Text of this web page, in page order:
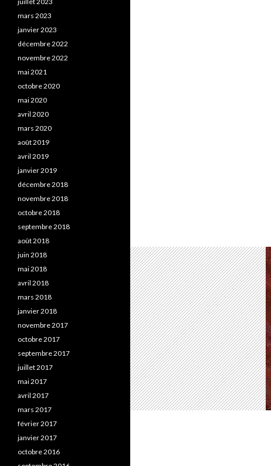
mars 2023
janvier 2023
décembre 2022
novembre 2022
mai 2021
octobre 2020
mai 2020
avril 2020
mars 2020
août 2019
avril 2019
janvier 2019
décembre 2018
novembre 2018
octobre 2018
septembre 2018
août 2018
juin 2018
mai 2018
avril 2018
mars 2018
janvier 2018
novembre 2017
octobre 2017
septembre 2017
juillet 2017
mai 2017
avril 2017
mars 2017
février 2017
janvier 2017
octobre 2016